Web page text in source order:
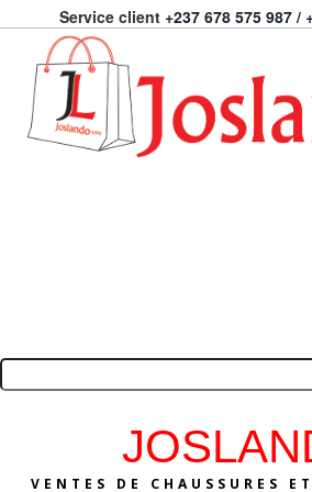
Service client +237 678 575 987 /
VENTES DE CHAUSSURES